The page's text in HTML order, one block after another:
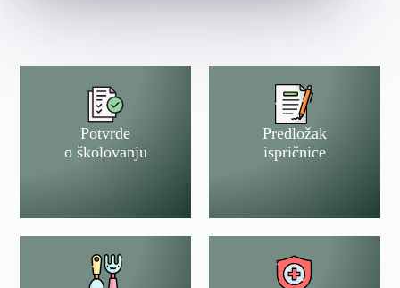
Potvrde
o školovanju
Predložak
ispričnice